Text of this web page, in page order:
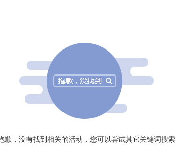
歉，没有找到相关的活动，您可以尝试其它关键词搜索